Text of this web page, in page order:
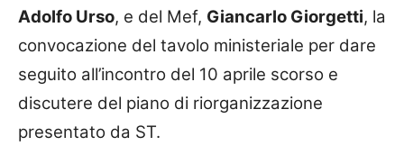
Adolfo Urso, e del Mef, Giancarlo Giorgetti, la
convocazione del tavolo ministeriale per dare
seguito all’incontro del 10 aprile scorso e
discutere del piano di riorganizzazione
presentato da ST.